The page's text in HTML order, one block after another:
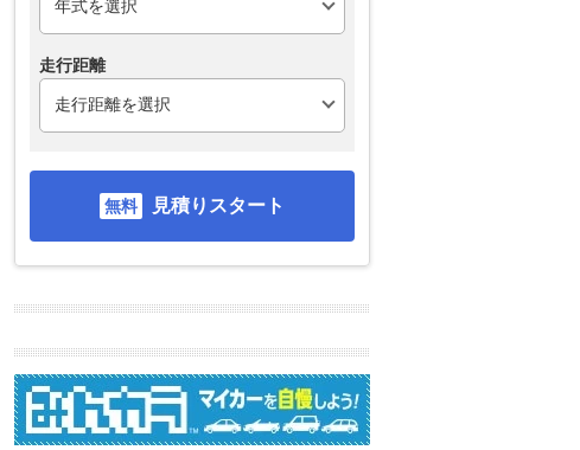
走行距離
見積りスタート